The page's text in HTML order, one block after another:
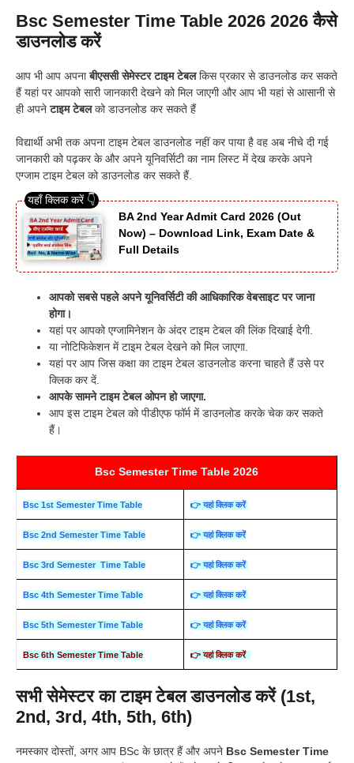
Bsc Semester Time Table 2026 2026 कैसे
डाउनलोड करें
आप भी आप अपनाबीएससी सेमेस्टर टाइम टेबलकिस प्रकार से डाउनलोड कर सकते
हैं यहां पर आपको सारी जानकारी देखने को मिल जाएगी और आप भी यहां से आसानी से
ही अपनेटाइम टेबलको डाउनलोड कर सकते हैं
विद्यार्थी अभी तक अपना टाइम टेबल डाउनलोड नहीं कर पाया है वह अब नीचे दी गई
जानकारी को पढ़कर के और अपने यूनिवर्सिटी का नाम लिस्ट में देख करके अपने
एग्जाम टाइम टेबल को डाउनलोड कर सकते हैं.
BA 2nd Year Admit Card 2026 (Out
Now) – Download Link, Exam Date &
Full Details
आपको सबसे पहले अपने यूनिवर्सिटी की आधिकारिक वेबसाइट पर जाना
होगा।
यहां पर आपको एग्जामिनेशन के अंदर टाइम टेबल की लिंक दिखाई देगी.
या नोटिफिकेशन में टाइम टेबल देखने को मिल जाएगा.
यहां पर आप जिस कक्षा का टाइम टेबल डाउनलोड करना चाहते हैं उसे पर
क्लिक कर दें.
आपके सामने टाइम टेबल ओपन हो जाएगा.
आप इस टाइम टेबल को पीडीएफ फॉर्म में डाउनलोड करके चेक कर सकते
हैं।
Bsc Semester Time Table 2026
Bsc 1st Semester Time Table 👉 यहां क्लिक करें
Bsc 2nd Semester Time Table 👉 यहां क्लिक करें
Bsc 3rd Semester Time Table 👉 यहां क्लिक करें
Bsc 4th Semester Time Table 👉 यहां क्लिक करें
Bsc 5th Semester Time Table 👉 यहां क्लिक करें
Bsc 6th Semester Time Table 👉 यहां क्लिक करें
सभी सेमेस्टर का टाइम टेबल डाउनलोड करें (1st,
2nd, 3rd, 4th, 5th, 6th)
नमस्कार दोस्तों, अगर आप BSc के छात्र हैं और अपने Bsc Semester Time